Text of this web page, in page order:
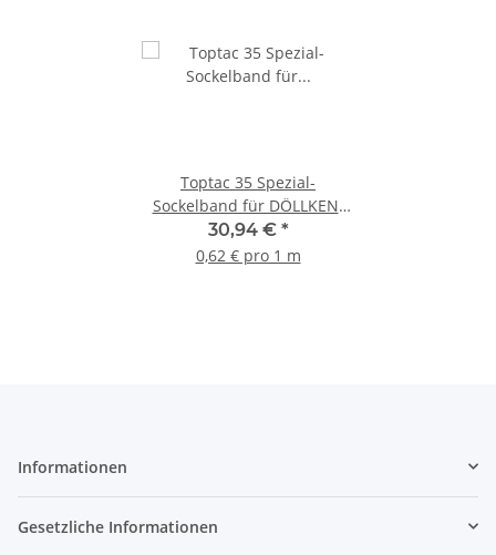
Toptac 35 Spezial-
Sockelband für DÖLLKEN-
Kernsockelleisten 50m
30,94 € *
0,62 € pro 1 m
Informationen
Gesetzliche Informationen